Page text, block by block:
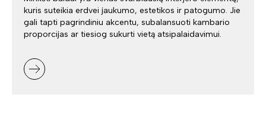
kuris suteikia erdvei jaukumo, estetikos ir patogumo. Jie
gali tapti pagrindiniu akcentu, subalansuoti kambario
proporcijas ar tiesiog sukurti vietą atsipalaidavimui.